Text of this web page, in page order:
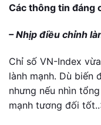
Các thông tin đáng
– Nhịp điều chỉnh
Chỉ số VN-Index
lành mạnh. Dù biến
nhưng nếu nhìn
mạnh tương đối